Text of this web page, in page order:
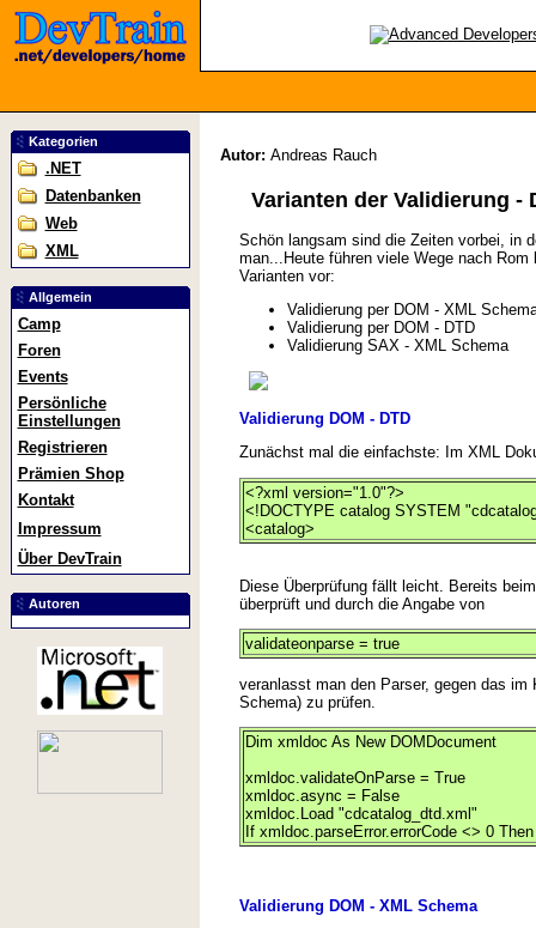
Kategorien
.NET
Datenbanken
Web
XML
Allgemein
Camp
Foren
Events
Persönliche
Einstellungen
Registrieren
Prämien Shop
Kontakt
Impressum
Über DevTrain
Autoren
Autor: Andreas Rauch
Varianten der Validierung -
Schön langsam sind die Zeiten vorbei, in
man...Heute führen viele Wege nach
Varianten vor:
Validierung per DOM - XML
Validierung per DOM - DTD
Validierung SAX - XML Schema
Validierung DOM - DTD
Zunächst mal die einfachste: Im XML
<?xml version="1.0"?>
<!DOCTYPE catalog SYSTEM
<catalog>
Diese Überprüfung fällt leicht. Bereits
überprüft und durch die Angabe von
validateonparse = true
veranlasst man den Parser, gegen das
Schema) zu prüfen.
Dim xmldoc As New DOMDocument
xmldoc.validateOnParse = True
xmldoc.async = False
xmldoc.Load "cdcatalog_dtd.xml"
If xmldoc.parseError.errorCode <> 0
Validierung DOM - XML Schema